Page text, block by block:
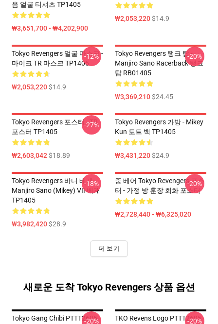
음 얼굴 티셔츠 TP1405
₩3,651,700 - ₩4,202,900
₩2,053,220$14.9
Tokyo Revengers 얼굴 마스크 -
마이크 TR 마스크 TP1405
₩2,053,220$14.9
-12%
Tokyo Revengers 탱크 탑 -
Manjiro Sano Racerback 탱크
탑 RB01405
₩3,369,210$24.45
-20%
Tokyo Revengers 포스터 - TR
포스터 TP1405
₩2,603,042$18.89
-27%
Tokyo Revengers 가방 - Mikey
Kun 토트 백 TP1405
₩3,431,220$24.9
Tokyo Revengers 바디 베개 -
Manjiro Sano (Mikey) VII 베개
TP1405
₩3,982,420$28.9
-18%
뚱 베어 Tokyo Revengers 포스
터 - 가정 방 훈장 회화 포스터
₩2,728,440 - ₩6,325,020
-20%
더 보기
새로운 도착 Tokyo Revengers 상품 옵션
Tokyo Gang Chibi PTTT2605
-20% TKO Revens Logo PTTT2605
-20%